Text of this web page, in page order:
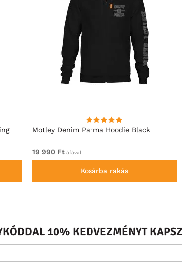
Motley Denim Parma Hoodie Black
19 990 Ft áfával
Kosárba rakás
10% KEDVEZMÉNYT